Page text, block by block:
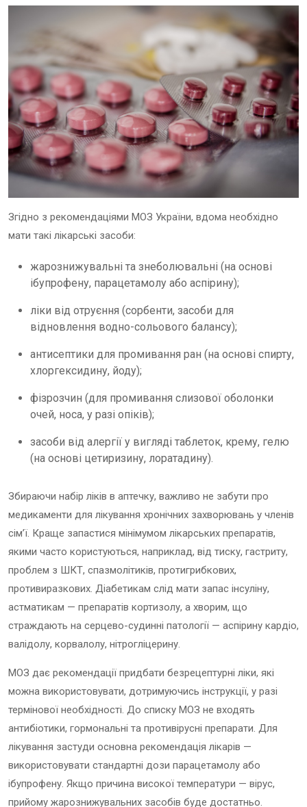
Згідно з рекомендаціями МОЗ України, вдома необхідно
мати такі лікарські засоби:
жарознижувальні та знеболювальні (на основі
ібупрофену, парацетамолу або аспірину);
ліки від отруєння (сорбенти, засоби для
відновлення водно-сольового балансу);
антисептики для промивання ран (на основі спирту,
хлоргексидину, йоду);
фізрозчин (для промивання слизової оболонки
очей, носа, у разі опіків);
засоби від алергії у вигляді таблеток, крему, гелю
(на основі цетиризину, лоратадину).
Збираючи набір ліків в аптечку, важливо не забути про
медикаменти для лікування хронічних захворювань у членів
сім’ї. Краще запастися мінімумом лікарських препаратів,
якими часто користуються, наприклад, від тиску, гастриту,
проблем з ШКТ, спазмолітиків, протигрибкових,
противиразкових. Діабетикам слід мати запас інсуліну,
астматикам — препаратів кортизолу, а хворим, що
страждають на серцево-судинні патології — аспірину кардіо,
валідолу, корвалолу, нітрогліцерину.
МОЗ дає рекомендації придбати безрецептурні ліки, які
можна використовувати, дотримуючись інструкції, у разі
термінової необхідності. До списку МОЗ не входять
антибіотики, гормональні та противірусні препарати. Для
лікування застуди основна рекомендація лікарів —
використовувати стандартні дози парацетамолу або
ібупрофену. Якщо причина високої температури — вірус,
прийому жарознижувальних засобів буде достатньо.